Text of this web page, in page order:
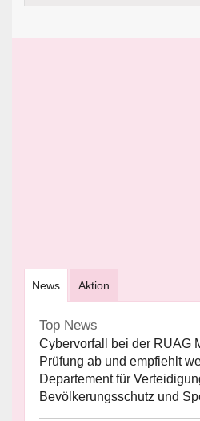
News Aktion
Top News
Cybervorfall bei der RUAG
Prüfung ab und empfiehlt
Departement für
Bevölkerungsschutz und